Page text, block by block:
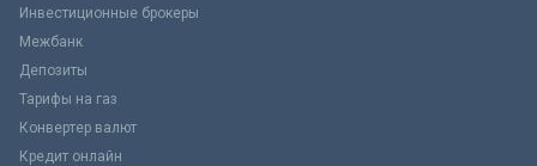
Инвестиционные брокеры
Межбанк
Депозиты
Тарифы на газ
Конвертер валют
Кредит онлайн